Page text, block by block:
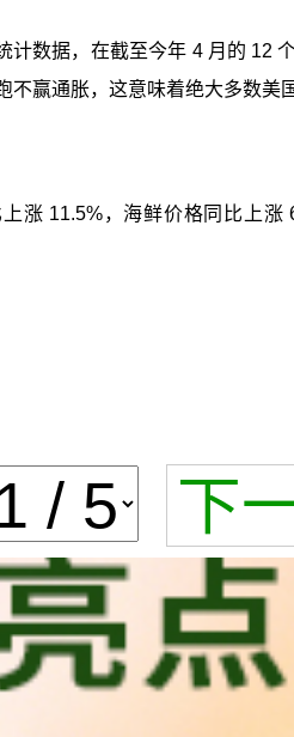
数据，在截至今年 4 月的 12
赢通胀，这意味着绝大多数美
涨 11.5%，海鲜价格同比上
下